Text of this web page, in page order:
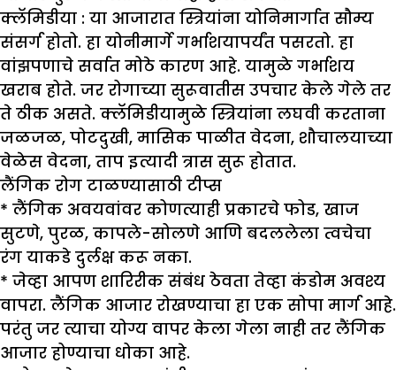
क्लॅमिडीया : या आजारात स्त्रियांना योनिमार्गात सौम्य
संसर्ग होतो. हा योनीमार्गे गर्भाशयापर्यंत पसरतो. हा
वांझपणाचे सर्वात मोठे कारण आहे. यामुळे गर्भाशय
खराब होते. जर रोगाच्या सुरूवातीस उपचार केले गेले तर
ते ठीक असते. क्लॅमिडीयामुळे स्त्रियांना लघवी करताना
जळजळ, पोटदुखी, मासिक पाळीत वेदना, शौचालयाच्या
वेळेस वेदना, ताप इत्यादी त्रास सुरू होतात.
लैंगिक रोग टाळण्यासाठी टीप्स
* लैंगिक अवयवांवर कोणत्याही प्रकारचे फोड, खाज
सुटणे, पुरळ, कापले-सोलणे आणि बदललेला त्वचेचा
रंग याकडे दुर्लक्ष करू नका.
* जेव्हा आपण शारिरीक संबंध ठेवता तेव्हा कंडोम अवश्य
वापरा. लैंगिक आजार रोखण्याचा हा एक सोपा मार्ग आहे.
परंतु जर त्याचा योग्य वापर केला गेला नाही तर लैंगिक
आजार होण्याचा धोका आहे.